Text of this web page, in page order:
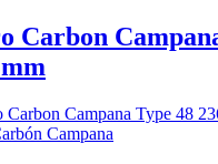
Carbon
Campana